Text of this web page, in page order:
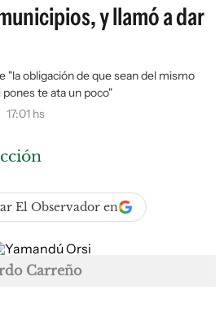
y llamó a dar
"la obligación de que sean del mismo
te ata un poco"
17:01 hs
El Observador en
Carreño